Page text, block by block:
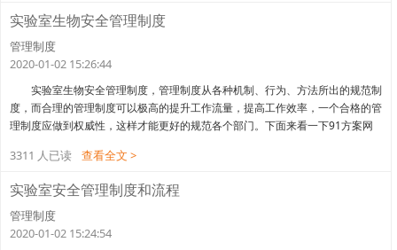
的中小学实验室管理制度。 中小学实
验室管理制度 一、实验室是师生进行
实验教学的场所，要专室专用，不得堆放
得挪作他用，更不得据为己有。 二、
实验
实验室生物安全管理制度
管理制度
2020-01-02 15:26:44
实验室生物安全管理制度，管理制度从各种机制、行为、方法所出的规范制
度，而合理的管理制度可以极高的提升工作流量，提高工作效率，一个合格的管
理制度应做到权威性，这样才能更好的规范各个部门。下面来看一下91方案网
的：确保实验人员生物安全，样品质量不受影响，环境不受污染特制定该管理制
3311 人已读 查看全文 >
实验室安全管理制度和流程
管理制度
2020-01-02 15:24:54